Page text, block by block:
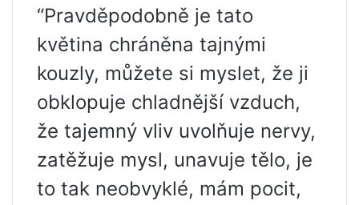
“Pravděpodobně je tato
květina chráněna tajnými
kouzly, můžete si myslet, že ji
obklopuje chladnější vzduch,
že tajemný vliv uvolňuje nervy,
zatěžuje mysl, unavuje tělo, je
to tak neobvyklé, mám pocit,